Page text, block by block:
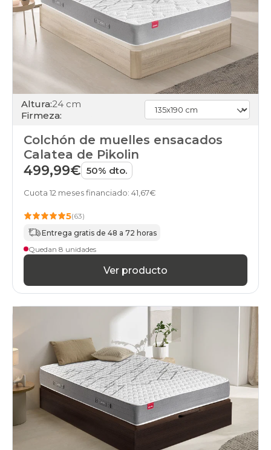
Altura:24 cm
Firmeza:
Colchón de muelles ensacados
Calatea de Pikolin
499,99€ 50% dto.
Cuota 12 meses financiado: 41,67€
5(63)
Entrega gratis de 48 a 72 horas
Quedan 8 unidades
Ver producto